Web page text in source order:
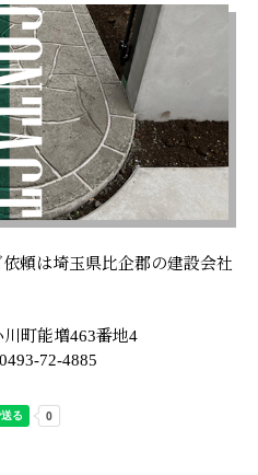
頼は埼玉県比企郡の建設会社
町能増463番地4
72-4885